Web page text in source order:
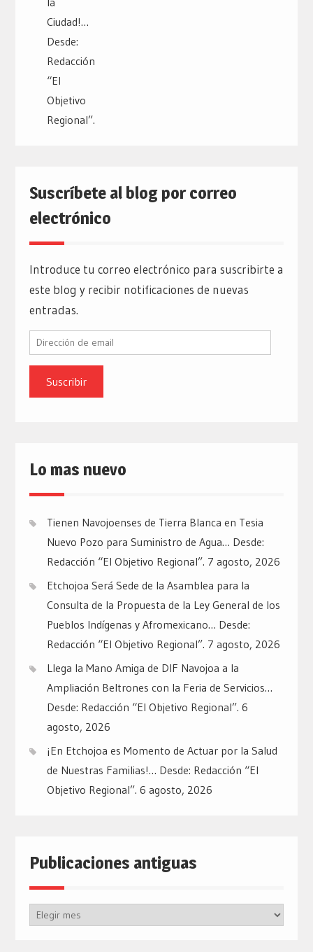
Suscríbete al blog por correo
electrónico
Introduce tu correo electrónico para suscribirte a
este blog y recibir notificaciones de nuevas
entradas.
Dirección
email
Lo mas nuevo
Tienen Navojoenses de Tierra Blanca en Tesia
Nuevo Pozo para Suministro de Agua… Desde:
Redacción “El Objetivo Regional”. 7 agosto, 2026
Etchojoa Será Sede de la Asamblea para la
Consulta de la Propuesta de la Ley General de los
Pueblos Indígenas y Afromexicano… Desde:
Redacción “El Objetivo Regional”. 7 agosto, 2026
Llega la Mano Amiga de DIF Navojoa a la
Ampliación Beltrones con la Feria de Servicios…
Desde: Redacción “El Objetivo Regional”. 6
agosto, 2026
¡En Etchojoa es Momento de Actuar por la Salud
de Nuestras Familias!… Desde: Redacción “El
Objetivo Regional”. 6 agosto, 2026
Publicaciones antiguas
Publicaciones